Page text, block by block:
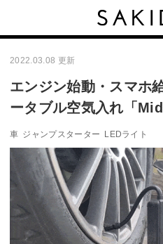
2022.03.08 更新
エンジン始動・スマホ
ータブル空気入れ「
車 ジャンプスターター LEDライト